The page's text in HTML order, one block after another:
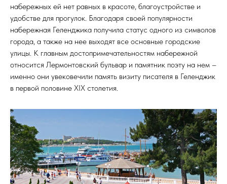
набережных ей нет равных в красоте, благоустройстве и
удобстве для прогулок. Благодаря своей популярности
набережная Геленджика получила статус одного из символов
города, а также на нее выходят все основные городские
улицы. К главным достопримечательностям набережной
относится Лермонтовский бульвар и памятник поэту на нем –
именно они увековечили память визиту писателя в Геленджик
в первой половине XIX столетия.